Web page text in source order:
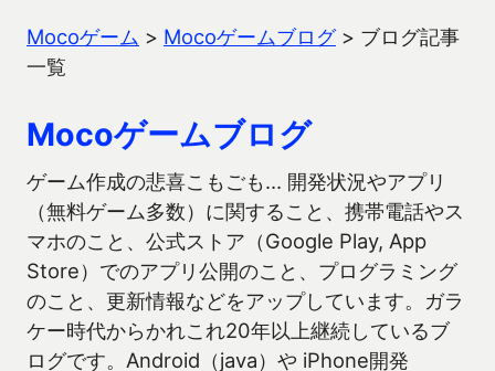
Mocoゲーム > Mocoゲームブログ> ブログ記事
一覧
Mocoゲームブログ
ゲーム作成の悲喜こもごも… 開発状況やアプリ
（無料ゲーム多数）に関すること、携帯電話やス
マホのこと、公式ストア（Google Play, App
Store）でのアプリ公開のこと、プログラミング
のこと、更新情報などをアップしています。ガラ
ケー時代からかれこれ20年以上継続しているブ
ログです。Android（java）や iPhone開発